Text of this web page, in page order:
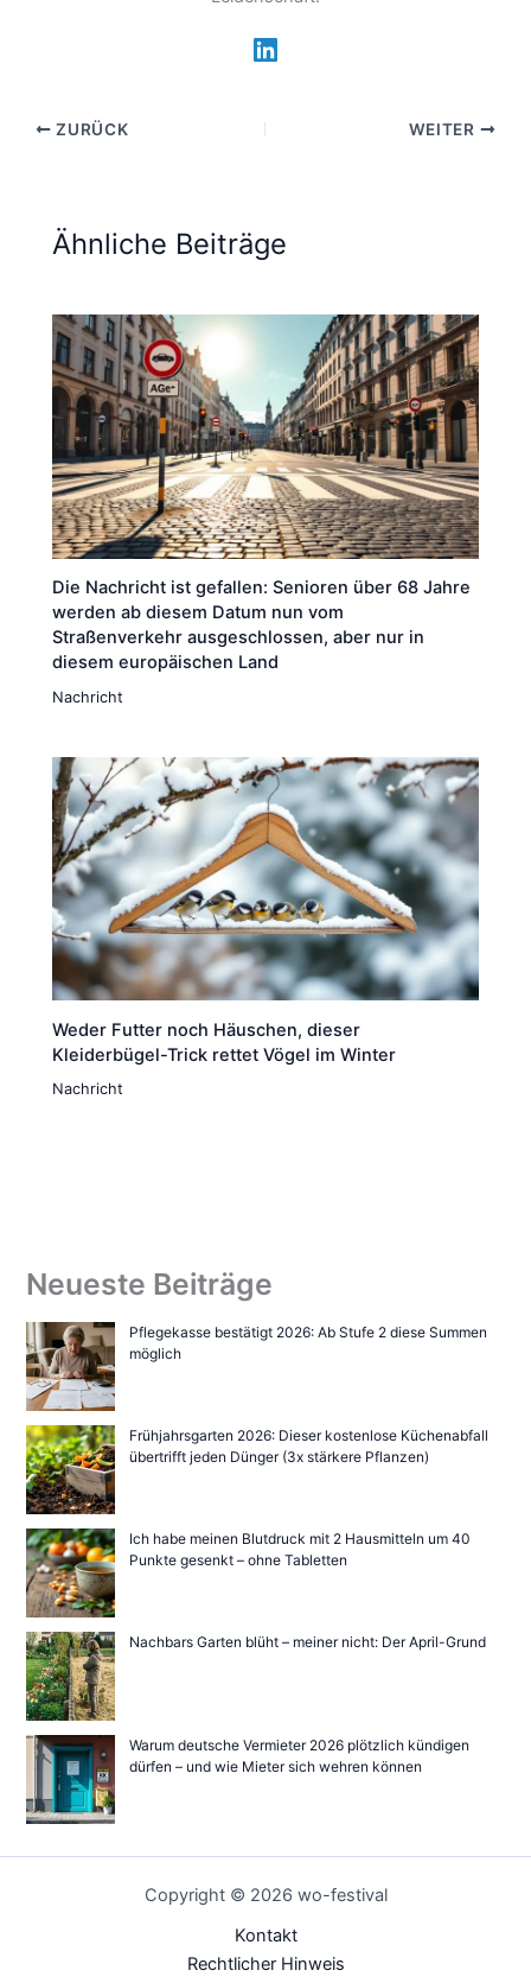
ZURÜCK WEITER
Ähnliche Beiträge
Die Nachricht ist gefallen: Senioren über 68 Jahre
werden ab diesem Datum nun vom
Straßenverkehr ausgeschlossen, aber nur in
diesem europäischen Land
Nachricht
Weder Futter noch Häuschen, dieser
Kleiderbügel-Trick rettet Vögel im Winter
Nachricht
Neueste Beiträge
Pflegekasse bestätigt 2026: Ab Stufe 2 diese Summen
möglich
Frühjahrsgarten 2026: Dieser kostenlose Küchenabfall
übertrifft jeden Dünger (3x stärkere Pflanzen)
Ich habe meinen Blutdruck mit 2 Hausmitteln um 40
Punkte gesenkt – ohne Tabletten
Nachbars Garten blüht – meiner nicht: Der April-Grund
Warum deutsche Vermieter 2026 plötzlich kündigen
dürfen – und wie Mieter sich wehren können
Copyright © 2026 wo-festival
Kontakt
Rechtlicher Hinweis